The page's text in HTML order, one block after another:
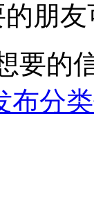
朋
要的
布分